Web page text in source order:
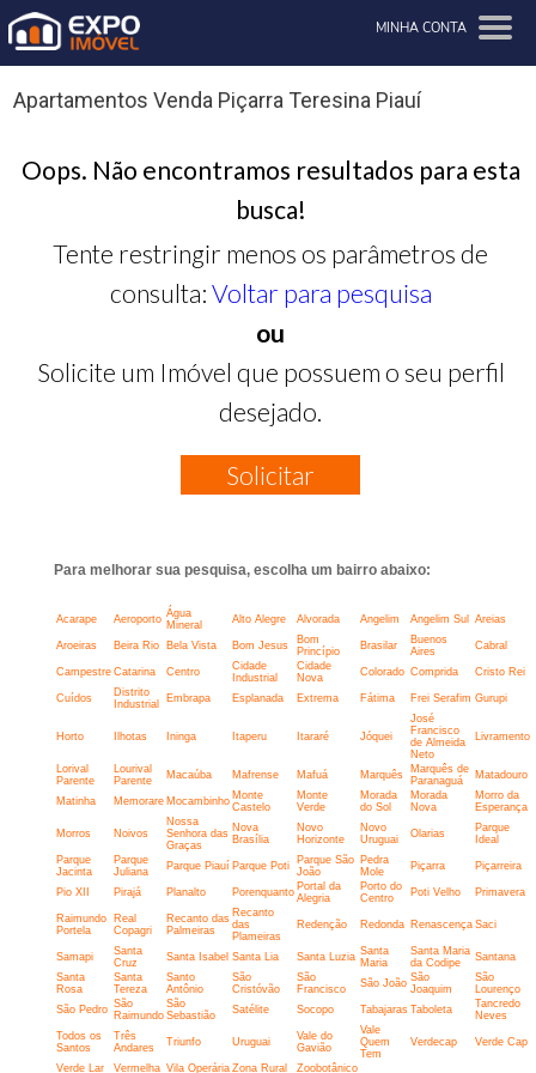
MINHA CONTA
Apartamentos Venda Piçarra Teresina Piauí
Oops. Não encontramos resultados para esta
busca!
Tente restringir menos os parâmetros de
consulta: Voltar para pesquisa
ou
Solicite um Imóvel que possuem o seu perfil
desejado.
Solicitar
Para melhorar sua pesquisa, escolha um bairro abaixo:
Acarape Aeroporto Água
Mineral
Alto Alegre Alvorada Angelim Angelim Sul Areias
Aroeiras Beira Rio Bela Vista Bom Jesus
Bom
Princípio
Brasilar
Buenos
Aires
Cabral
Campestre Catarina Centro
Cidade
Industrial
Cidade
Nova
Colorado Comprida Cristo Rei
Cuídos
Distrito
Industrial
Embrapa Esplanada Extrema Fátima Frei Serafim Gurupi
Horto Ilhotas Ininga Itaperu Itararé Jóquei
José
Francisco
de Almeida
Neto
Livramento
Lorival
Parente
Lourival
Parente
Macaúba Mafrense Mafuá Marquês
Marquês de
Paranaguá
Matadouro
Matinha Memorare Mocambinho Monte
Castelo
Monte
Verde
Morada
do Sol
Morada
Nova
Morro da
Esperança
Morros Noivos
Nossa
Senhora das
Graças
Nova
Brasília
Novo
Horizonte
Novo
Uruguai
Olarias
Parque
Ideal
Parque
Jacinta
Parque
Juliana
Parque Piauí Parque Poti
Parque São
João
Pedra
Mole
Piçarra Piçarreira
Pio XII Pirajá Planalto Porenquanto Portal da
Alegria
Porto do
Centro
Poti Velho Primavera
Raimundo
Portela
Real
Copagri
Recanto das
Palmeiras
Recanto
das
Plameiras
Redenção Redonda Renascença Saci
Samapi
Santa
Cruz
Santa Isabel Santa Lia Santa Luzia Santa
Maria
Santa Maria
da Codipe
Santana
Santa
Rosa
Santa
Tereza
Santo
Antônio
São
Cristóvão
São
Francisco
São João São
Joaquim
São
Lourenço
São Pedro São
Raimundo
São
Sebastião
Satélite Socopo Tabajaras Taboleta
Tancredo
Neves
Todos os
Santos
Três
Andares
Triunfo Uruguai
Vale do
Gavião
Vale
Quem
Tem
Verdecap Verde Cap
Verde Lar Vermelha Vila Operária Zona Rural Zoobotânico